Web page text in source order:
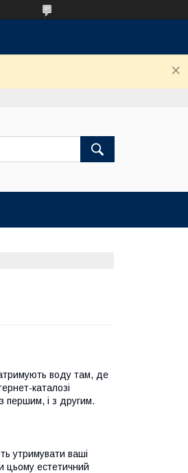
воду там, де
каталозі
першим, і з другим.
утримувати ваші
цьому естетичний